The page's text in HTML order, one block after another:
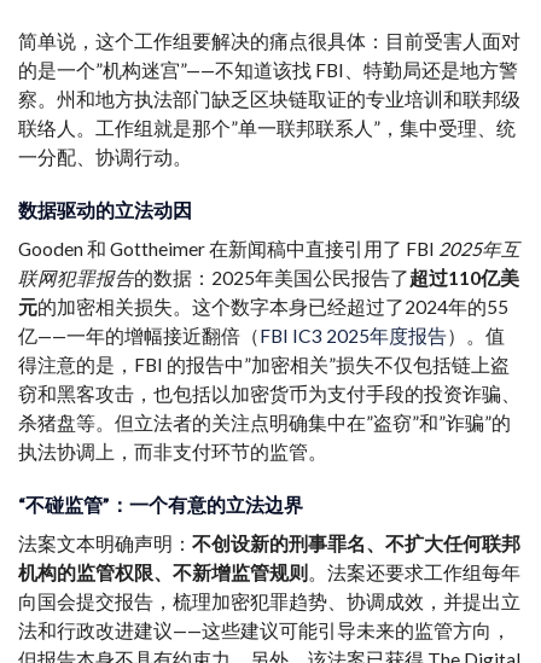
简单说，这个工作组要解决的痛点很具体：目前受害人面对
的是一个”机构迷宫”——不知道该找 FBI、特勤局还是地方警
察。州和地方执法部门缺乏区块链取证的专业培训和联邦级
联络人。工作组就是那个”单一联邦联系人”，集中受理、统
一分配、协调行动。
数据驱动的立法动因
Gooden 和 Gottheimer 在新闻稿中直接引用了 FBI 2025年互
联网犯罪报告的数据：2025年美国公民报告了超过110亿美
元的加密相关损失。这个数字本身已经超过了2024年的55
亿——一年的增幅接近翻倍（FBI IC3 2025年度报告）。值
得注意的是，FBI 的报告中”加密相关”损失不仅包括链上盗
窃和黑客攻击，也包括以加密货币为支付手段的投资诈骗、
杀猪盘等。但立法者的关注点明确集中在”盗窃”和”诈骗”的
执法协调上，而非支付环节的监管。
“不碰监管”：一个有意的立法边界
法案文本明确声明： 不创设新的刑事罪名、不扩大任何联邦
机构的监管权限、不新增监管规则
。法案还要求工作组每年
向国会提交报告，梳理加密犯罪趋势、协调成效，并提出立
法和行政改进建议——这些建议可能引导未来的监管方向，